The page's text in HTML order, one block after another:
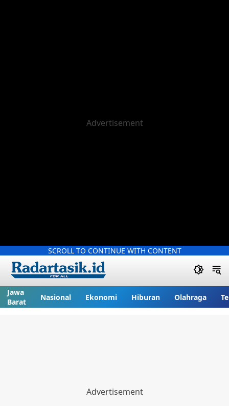
SCROLL TO CONTINUE WITH CONTENT
Jawa
Barat
Nasional Ekonomi Hiburan Olahraga